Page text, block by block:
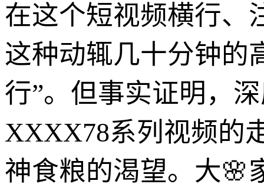
在这个短视频横行、
这种动辄几十分钟的
行”。但事实证明，
XXXX78系列视频的
神食粮的渴望。大🌸